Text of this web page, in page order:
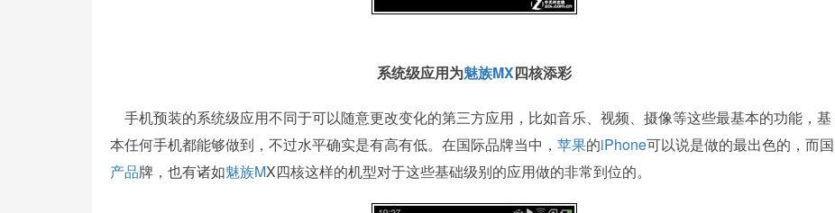
系统级应用为魅族MX四核添彩
手机预装的系统级应用不同于可以随意更改变化的第三方应用，比如音乐、视频、摄像等这些最基本的功能，基
本任何手机都能够做到，不过水平确实是有高有低。在国际品牌当中， 苹果的iPhone可以说是做的最出色的，而国
产品牌，也有诸如魅族MX四核这样的机型对于这些基础级别的应用做的非常到位的。